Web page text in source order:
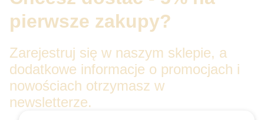
pierwsze zakupy?
Zarejestruj się w naszym sklepie, a
dodatkowe informacje o promocjach i
nowościach otrzymasz w
newsletterze.